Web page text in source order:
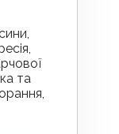
та